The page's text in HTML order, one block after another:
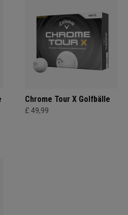
Chrome Tour X Golfbälle
£ 49,99